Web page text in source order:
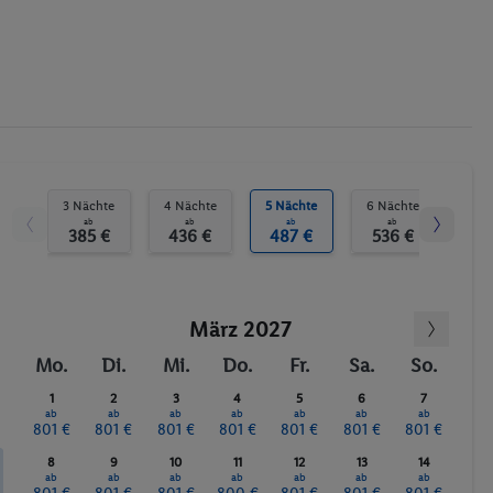
3 Nächte
ab
385 €
4 Nächte
ab
436 €
5 Nächte
ab
487 €
6 Nächte
ab
536 €
März 2027
Mo. Di. Mi. Do. Fr. Sa. So.
1
ab
801 €
2
ab
801 €
3
ab
801 €
4
ab
801 €
5
ab
801 €
6
ab
801 €
7
ab
801 €
8
ab
9
ab
10
ab
11
ab
12
ab
13
ab
14
ab